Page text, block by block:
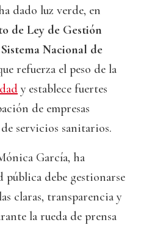
dado luz verde, en
de Ley de Gestión
Nacional de
refuerza el peso de la
y establece fuertes
de empresas
servicios sanitarios.
García, ha
pública debe gestionarse
claras, transparencia y
la rueda de prensa